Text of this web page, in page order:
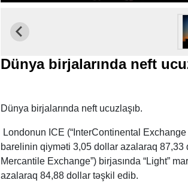
Dünya birjalarında neft
Dünya birjalarında neft ucuzlaşıb.
Londonun ICE (“InterContinental Exchange
barelinin qiyməti 3,05 dollar azalaraq
Mercantile Exchange”) birjasında “Light”
azalaraq 84,88 dollar təşkil edib.